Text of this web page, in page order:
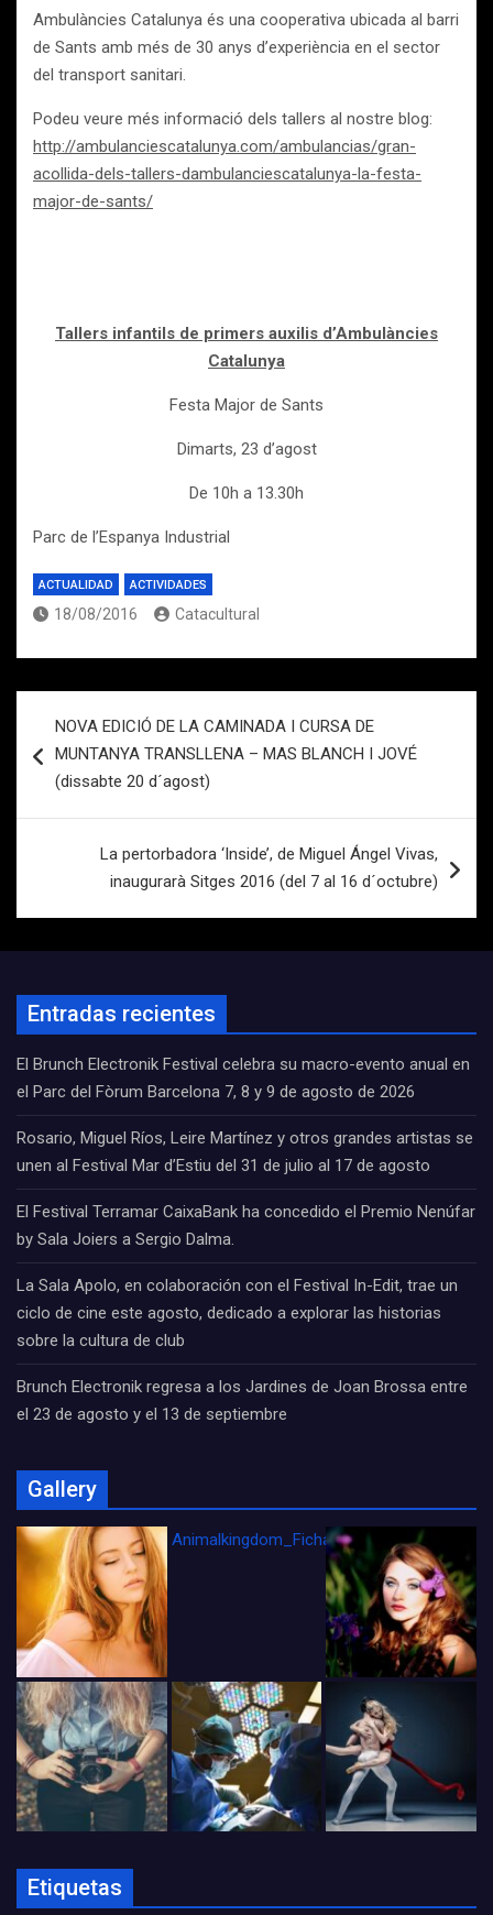
Ambulàncies Catalunya és una cooperativa ubicada al barri
de Sants amb més de 30 anys d’experiència en el sector
del transport sanitari.
Podeu veure més informació dels tallers al nostre blog:
http://ambulanciescatalunya.com/ambulancias/gran-
acollida-dels-tallers-dambulanciescatalunya-la-festa-
major-de-sants/
Tallers infantils de primers auxilis d’Ambulàncies
Catalunya
Festa Major de Sants
Dimarts, 23 d’agost
De 10h a 13.30h
Parc de l’Espanya Industrial
ACTUALIDAD ACTIVIDADES
18/08/2016 Catacultural
de
entradas
NOVA EDICIÓ DE LA CAMINADA I CURSA DE
MUNTANYA TRANSLLENA – MAS BLANCH I JOVÉ
(dissabte 20 d´agost)
La pertorbadora ‘Inside’, de Miguel Ángel Vivas,
inaugurarà Sitges 2016 (del 7 al 16 d´octubre)
Entradas recientes
El Brunch Electronik Festival celebra su macro-evento anual en
el Parc del Fòrum Barcelona 7, 8 y 9 de agosto de 2026
Rosario, Miguel Ríos, Leire Martínez y otros grandes artistas se
unen al Festival Mar d’Estiu del 31 de julio al 17 de agosto
El Festival Terramar CaixaBank ha concedido el Premio Nenúfar
by Sala Joiers a Sergio Dalma.
La Sala Apolo, en colaboración con el Festival In-Edit, trae un
ciclo de cine este agosto, dedicado a explorar las historias
sobre la cultura de club
Brunch Electronik regresa a los Jardines de Joan Brossa entre
el 23 de agosto y el 13 de septiembre
Gallery
Animalkingdom_FichaCine
Etiquetas